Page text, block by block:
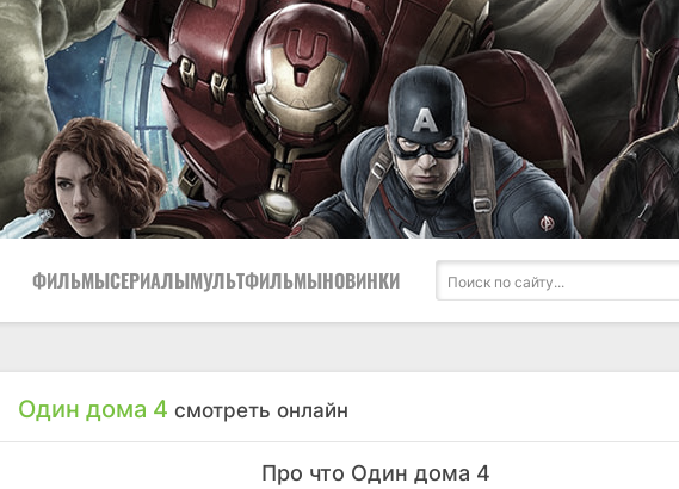
ФИЛЬМЫСЕРИАЛЫМУЛЬТФИЛЬМЫНОВИНКИ
Один дома 4 смотреть онлайн
Про что Один дома 4